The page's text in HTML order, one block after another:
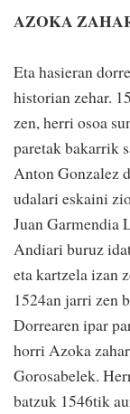
AZOKA
Eta hasieran
historian zehar.
zen, herri osoa
paretak bakarrik
Anton Gonzalez
udalari eskaini
Juan Garmendia
Andiari buruz
eta kartzela izan
1524an jarri zen
Dorrearen ipar
horri Azoka
Gorosabelek.
batzuk 1546tik